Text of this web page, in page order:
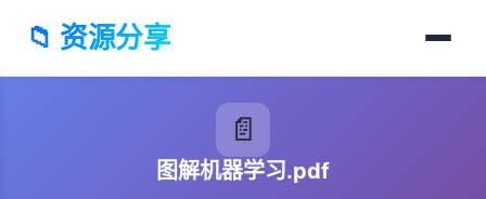
📁 资源分享
📄
图解机器学习.pdf